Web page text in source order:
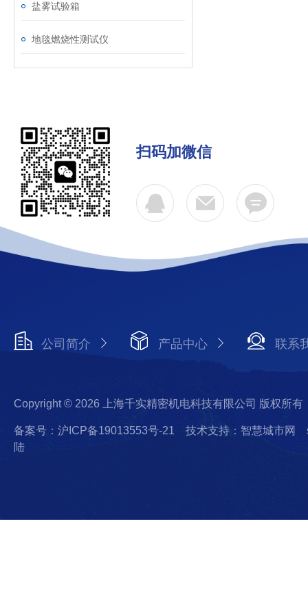
盐雾试验箱
地毯燃烧性测试仪
扫码加微信
公司简介 产品中心 联系
Copyright © 2026 上海千实精密机电科技有限公司 版权所有
备案号：沪ICP备19013553号-21 技术支持：智慧城市网
陆